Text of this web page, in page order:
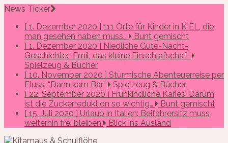
News Ticker
[ 1. Dezember 2020 ] 111 Orte für Kinder in KIEL, die
man gesehen haben muss…
Bunt gemischt
[ 1. Dezember 2020 ] Niedliche Gute-Nacht-
Geschichte: “Emil, das kleine Einschlafschaf”
Spielzeug & Bücher
[ 10. November 2020 ] Stürmische Abenteuerreise per
Fluss: “Dann kam Bär”
Spielzeug & Bücher
[ 22. September 2020 ] Frühkindliche Karies: Darum
ist die Zuckerreduktion so wichtig…
Bunt gemischt
[ 15. Juli 2020 ] Urlaub in Italien: Beifahrersitz muss
weiterhin frei bleiben
Blick ins Ausland